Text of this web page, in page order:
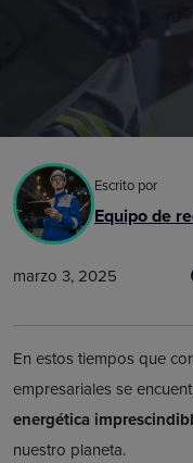
Escrito por
Equipo de
marzo 3, 2025
En estos tiempos que
empresariales se
energética
nuestro planeta.